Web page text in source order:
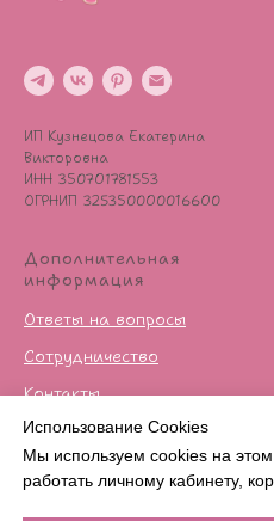
Использование Cookies
Мы используем cookies на
работать личному кабинету,
ИП Кузнецова Екатерина
Викторовна
ИНН 350701781553
ОГРНИП 325350000016600
Дополнительная
информация
Ответы на вопросы
Сотрудничество
Контакты
Публичная оферта
Политика
конфиденцильности